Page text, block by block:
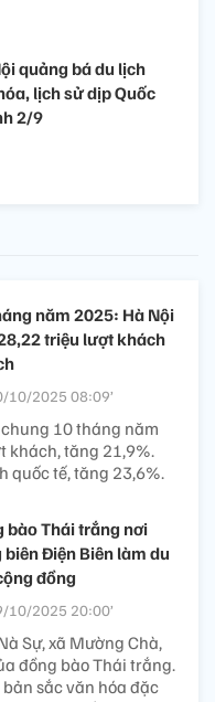
quảng bá du lịch
lịch sử dịp Quốc
2/9
năm 2025: Hà Nội
triệu lượt khách
10/2025 08:09’
10 tháng năm
khách, tăng 21,9%.
quốc tế, tăng 23,6%.
bào Thái trắng nơi
biên Điện Biên làm du
đồng
10/2025 20:00’
Sự, xã Mường Chà,
đồng bào Thái trắng.
sắc văn hóa đặc